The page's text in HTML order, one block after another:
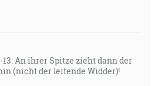
An ihrer Spitze zieht dann der
(nicht der leitende Widder)!